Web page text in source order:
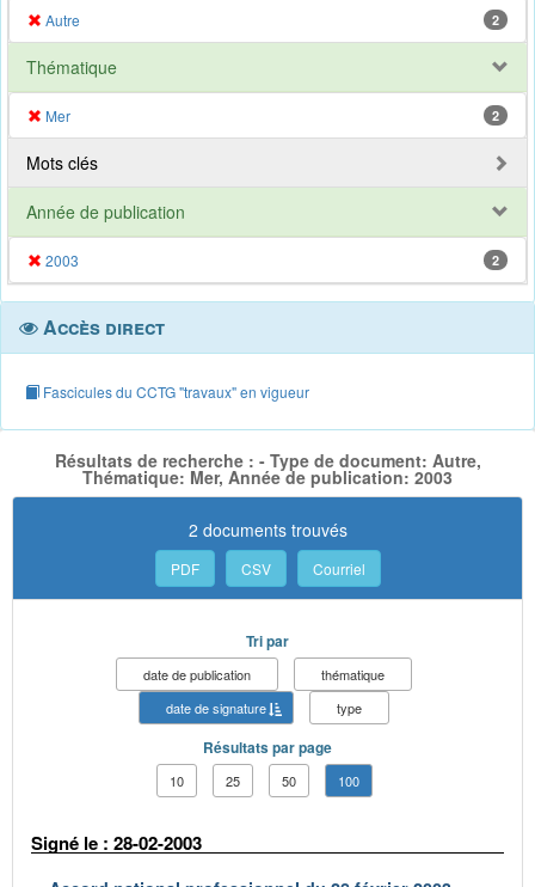
Autre 2
Thématique
Mer 2
Mots clés
Année de publication
2003 2
Accès direct
Fascicules du CCTG "travaux" en vigueur
Résultats de recherche : - Type de document: Autre,
Thématique: Mer, Année de publication: 2003
2 documents trouvés
PDF CSV Courriel
Tri par
date de publication
thématique
date de signature
type
Résultats par page
10 25 50 100
Signé le : 28-02-2003